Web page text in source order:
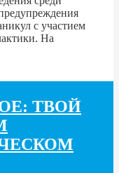
с участием
На
ТВОЙ